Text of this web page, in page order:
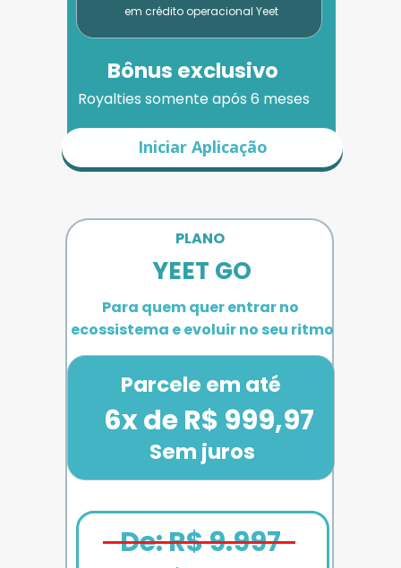
PLANO
YEET GO
Para quem quer entrar no
ecossistema e evoluir no seu ritmo
Parcele em até
Sem juros
Iniciar Aplicação
Bônus exclusivo
em crédito operacional Yeet
Royalties somente após 6 meses
6x de R$ 999,97
De: R$ 9.997